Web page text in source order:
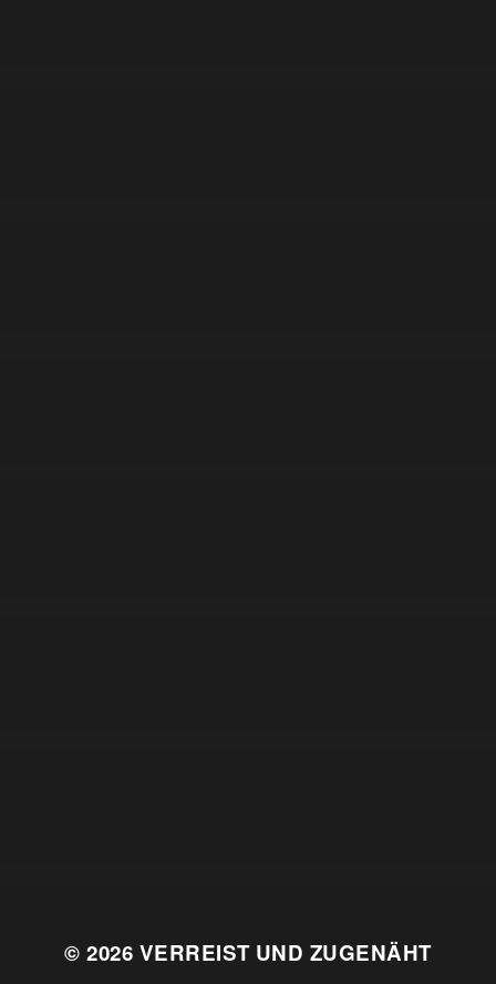
© 2026 VERREIST UND ZUGENÄHT